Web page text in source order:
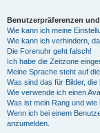
Benutzerpräferenzen
Wie kann ich meine
Wie kann ich verhindern,
Die Forenuhr geht falsch!
Ich habe die Zeitzone
Meine Sprache steht auf
Was sind das für Bilder,
Wie verwende ich einen
Was ist mein Rang und
Wenn ich bei einem
anzumelden.